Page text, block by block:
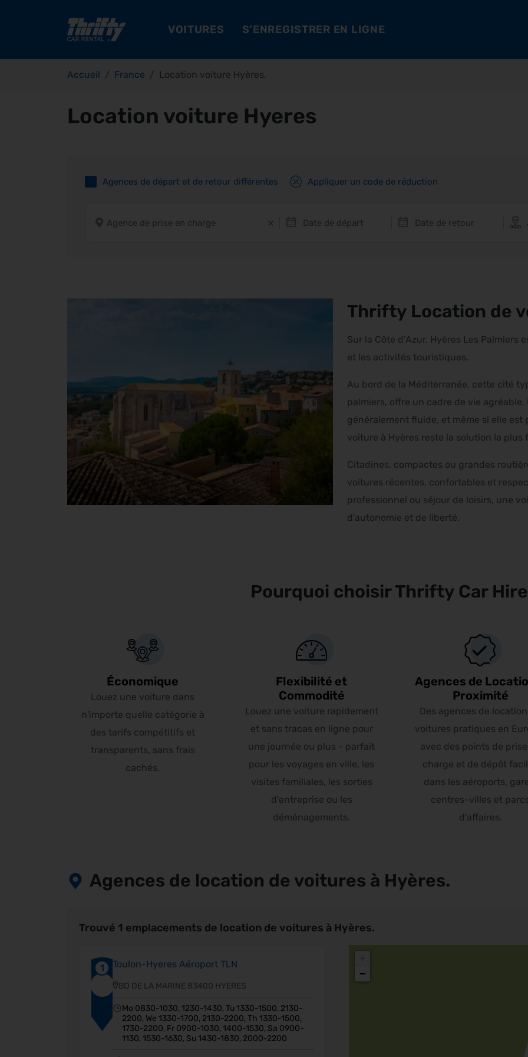
VOITURES S’ENREGISTRER EN LIGNE
Accueil France Location voiture Hyères.
Location voiture Hyeres
Agences de départ et de retour différentes Appliquer un code de réduction
Thrifty Location de
Sur la Côte d’Azur, Hyères Les
et les activités touristiques.
Au bord de la Méditerranée, cette cité
palmiers, offre un cadre de vie
généralement fluide, et même si elle
voiture à Hyères reste la solution la
Citadines, compactes ou grandes
voitures récentes, confortables et
professionnel ou séjour de loisirs, une
d’autonomie et de liberté.
Pourquoi choisir Thrifty Car
Économique
Louez une voiture dans
n'importe quelle catégorie à
des tarifs compétitifs et
transparents, sans frais
cachés.
Flexibilité et
Commodité
Louez une voiture rapidement
et sans tracas en ligne pour
une journée ou plus - parfait
pour les voyages en ville, les
visites familiales, les sorties
d'entreprise ou les
déménagements.
Agences de
Proximité
Des agences de
voitures pratiques en
avec des points de
charge et de dépôt
dans les aéroports,
centres-villes et
d'affaires.
Agences de location de voitures à Hyères.
Trouvé 1 emplacements de location de voitures à Hyères.
1 Toulon-Hyeres Aéroport TLN
BD DE LA MARINE 83400 HYERES
Mo 0830-1030, 1230-1430, Tu 1330-1500, 2130-
2200, We 1330-1700, 2130-2200, Th 1330-1500,
1730-2200, Fr 0900-1030, 1400-1530, Sa 0900-
1130, 1530-1630, Su 1430-1830, 2000-2200
−